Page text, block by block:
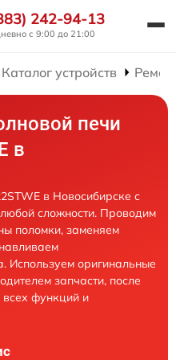
242-94-13
с 9:00 до 21:00
Каталог устройств
печи
в
в Новосибирске с
сложности. Проводим
поломки, заменяем
Используем оригинальные
запчасти, после
функций и